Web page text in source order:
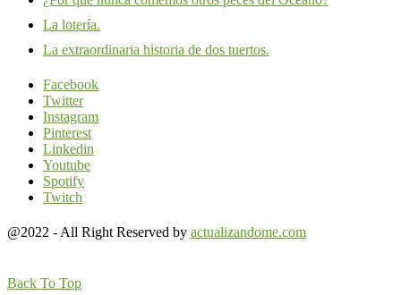
La lotería.
La extraordinaria historia de dos tuertos.
Facebook
Twitter
Instagram
Pinterest
Linkedin
Youtube
Spotify
Twitch
@2022 - All Right Reserved by actualizandome.com
Back To Top